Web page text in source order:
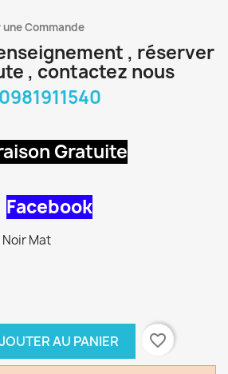
Commande
, réserver
, contactez nous
0981911540
Gratuite
Facebook
Mat
AU PANIER favorite_border